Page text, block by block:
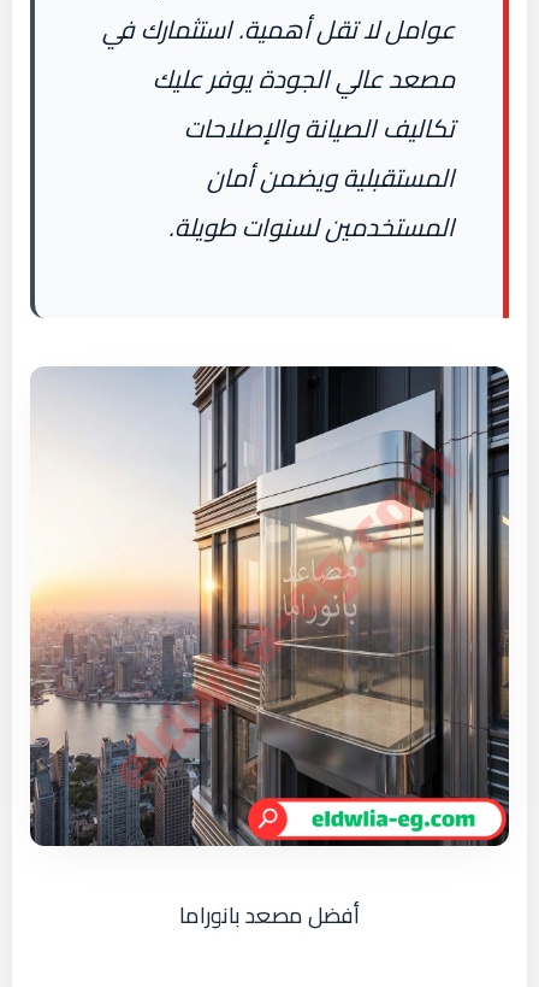
عوامل لا تقل أهمية. استثمارك في
مصعد عالي الجودة يوفر عليك
تكاليف الصيانة والإصلاحات
المستقبلية ويضمن أمان
المستخدمين لسنوات طويلة.
أفضل مصعد بانوراما